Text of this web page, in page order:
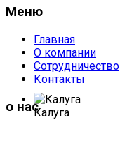
Калуга
Меню
Главная
О компании
Сотрудничество
Контакты
о нас